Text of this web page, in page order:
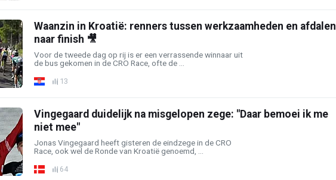
Waanzin in Kroatië: renners tussen werkzaamheden en afdalen
naar finish 🎥
Voor de tweede dag op rij is er een verrassende winnaar uit
de bus gekomen in de CRO Race, ofte de ...
13
Vingegaard duidelijk na misgelopen zege: "Daar bemoei ik me
niet mee"
Jonas Vingegaard heeft gisteren de eindzege in de CRO
Race, ook wel de Ronde van Kroatië genoemd, ...
64